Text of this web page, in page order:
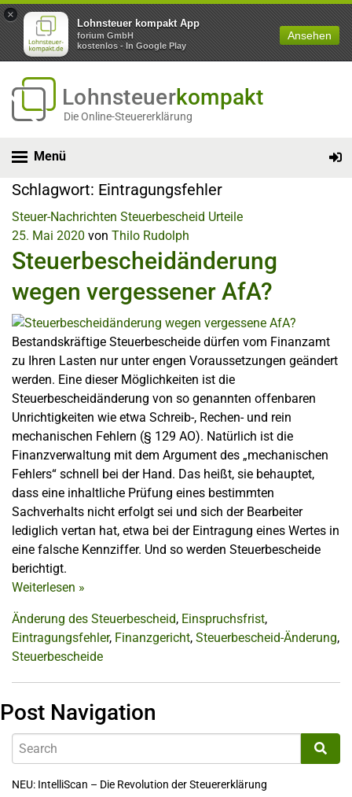
×
Lohnsteuer kompakt App
forium GmbH
kostenlos - In Google Play
Ansehen
Lohnsteuerkompakt
Die Online-Steuererklärung
Menü
Schlagwort: Eintragungsfehler
Steuer-Nachrichten Steuerbescheid Urteile
25. Mai 2020 von Thilo Rudolph
Steuerbescheidänderung
wegen vergessener AfA?
Bestandskräftige Steuerbescheide dürfen vom Finanzamt
zu Ihren Lasten nur unter engen Voraussetzungen geändert
werden. Eine dieser Möglichkeiten ist die
Steuerbescheidänderung von so genannten offenbaren
Unrichtigkeiten wie etwa Schreib-, Rechen- und rein
mechanischen Fehlern (§ 129 AO). Natürlich ist die
Finanzverwaltung mit dem Argument des „mechanischen
Fehlers“ schnell bei der Hand. Das heißt, sie behauptet,
dass eine inhaltliche Prüfung eines bestimmten
Sachverhalts nicht erfolgt sei und sich der Bearbeiter
lediglich vertan hat, etwa bei der Eintragung eines Wertes in
eine falsche Kennziffer. Und so werden Steuerbescheide
berichtigt.
Weiterlesen »
Änderung des Steuerbescheid, Einspruchsfrist,
Eintragungsfehler, Finanzgericht, Steuerbescheid-Änderung,
Steuerbescheide
Post Navigation
NEU: IntelliScan – Die Revolution der Steuererklärung